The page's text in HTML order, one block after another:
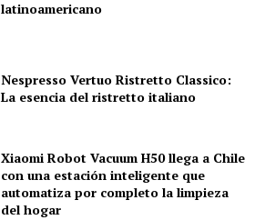
latinoamericano
Nespresso Vertuo Ristretto Classico:
La esencia del ristretto italiano
Xiaomi Robot Vacuum H50 llega a Chile
con una estación inteligente que
automatiza por completo la limpieza
del hogar